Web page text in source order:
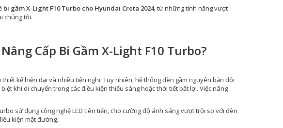
bi gầm X-Light F10 Turbo cho Hyundai Creta 2024, từ những tính năng vượt
chúng tôi.
Cấp Bi Gầm X-Light F10 Turbo?
kế hiện đại và nhiều tiện nghi. Tuy nhiên, hệ thống đèn gầm nguyên bản đôi
khi di chuyển trong các điều kiện thiếu sáng hoặc thời tiết bất lợi. Việc nâng
sử dụng công nghệ LED tiên tiến, cho cường độ ánh sáng vượt trội so với đèn
kiện mặt đường.